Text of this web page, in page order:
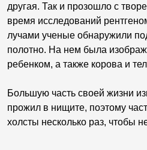
другая. Так и прозошло с
время исследований
лучами ученые обнаружили
полотно. На нем была
ребенком, а также корова и
Большую часть своей жизни
прожил в нищите, поэтому
холсты несколько раз, чтобы